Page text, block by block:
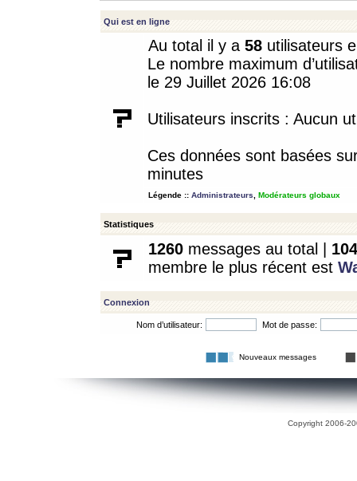
Qui est en ligne
Au total il y a 58 utilisateurs
Le nombre maximum
le 29 Juillet 2026 16:08
Utilisateurs inscrits : Aucun
Ces données sont basées
minutes
Légende :: Administrateurs Modérateurs globaux
Statistiques
1260 messages au total | 104
membre le plus récent est
Connexion
Nom d’utilisateur: Mot de passe:
Nouveaux messages
Copyright 2006-